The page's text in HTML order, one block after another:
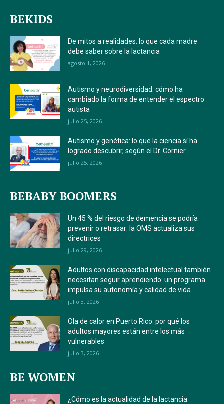
BEKIDS
De mitos a realidades: lo que cada madre
debe saber sobre la lactancia
agosto 1, 2026
Autismo y neurodiversidad: cómo ha
cambiado la forma de entender el espectro
autista
julio 25, 2026
Autismo y genética: lo que la ciencia sí ha
logrado descubrir, según el Dr. Cornier
julio 25, 2026
BEBABY BOOMERS
Un 45 % del riesgo de demencia se podría
prevenir o retrasar: la OMS actualiza sus
directrices
julio 29, 2026
Adultos con discapacidad intelectual también
necesitan seguir aprendiendo: un programa
impulsa su autonomía y calidad de vida
julio 3, 2026
Ola de calor en Puerto Rico: por qué los
adultos mayores están entre los más
vulnerables
julio 3, 2026
BE WOMEN
¿Cómo es la actualidad de la lactancia